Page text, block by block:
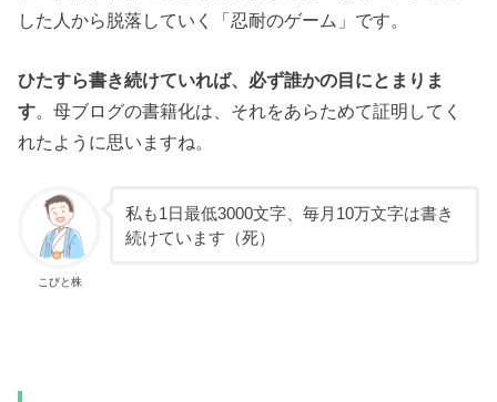
した人から脱落していく「忍耐のゲーム」です。
ひたすら書き続けていれば、必ず誰かの目にとまりま
す。母ブログの書籍化は、それをあらためて証明してく
れたように思いますね。
こびと株
私も1日最低3000文字、毎月10万文字は書き
続けています（死）